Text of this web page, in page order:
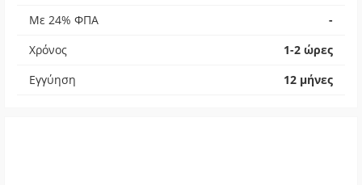
Με 24% ΦΠΑ
-
Χρόνος
1-2 ώρες
Εγγύηση
12 μήνες